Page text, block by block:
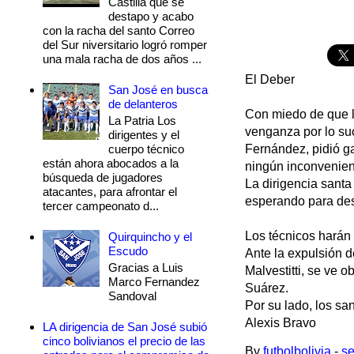
El Deber
Con miedo de que
venganza por lo
Fernández, pidió
ningún
La dirigencia
esperando para
Los técnicos
Ante la expulsión
Malvestitti, se ve
Suárez.
Por su lado, los
Alexis Bravo
destapo y acabo
con la racha del santo Correo
del Sur niversitario logró romper
una mala racha de dos años ...
San José en busca
de delanteros
La Patria Los
dirigentes y el
cuerpo técnico
están ahora abocados a la
búsqueda de jugadores
atacantes, para afrontar el
tercer campeonato d...
Quirquincho y el
Escudo
Gracias a Luis
Marco Fernandez
Sandoval
LA dirigencia de San José subió
cinco bolivianos el precio de las